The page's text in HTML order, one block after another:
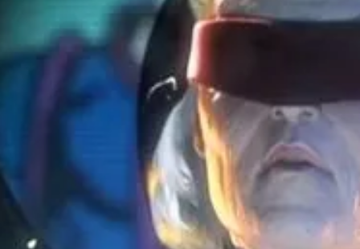
Load video
2 min de lecture
Critique de film